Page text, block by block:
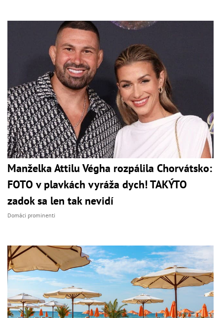
Manželka Attilu Végha rozpálila Chorvátsko:
FOTO v plavkách vyráža dych! TAKÝTO
zadok sa len tak nevidí
Domáci prominenti